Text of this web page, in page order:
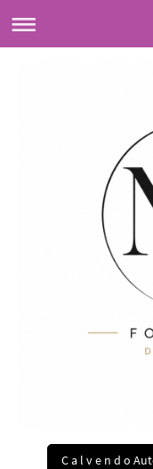
C a l v e n d o